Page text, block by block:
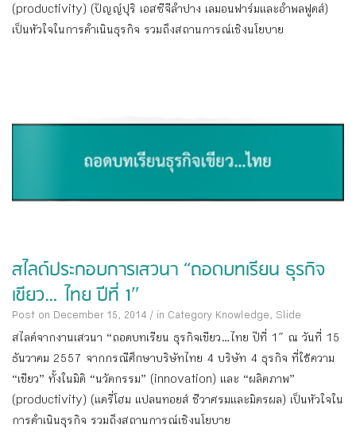
(productivity) (ปัญญ์ปุริ เอสซีจีลำปาง เลมอนฟาร์มและอำพลฟูดส์)
เป็นหัวใจในการดำเนินธุรกิจ รวมถึงสถานการณ์เชิงนโยบาย
สไลด์ประกอบการเสวนา “ถอดบทเรียน ธุรกิจ
เขียว…ไทย ปีที่ 1″
Post on December 15, 2014 / in Category Knowledge, Slide
สไลด์จากงานเสวนา “ถอดบทเรียน ธุรกิจเขียว…ไทย ปีที่ 1″ ณ วันที่ 15
ธันวาคม 2557 จากกรณีศึกษาบริษัทไทย 4 บริษัท 4 ธุรกิจ ที่ใช้ความ
“เขียว” ทั้งในมิติ “นวัตกรรม” (innovation) และ “ผลิตภาพ”
(productivity) (แดรี่โฮม แปลนทอยส์ ชีวาศรมและมิตรผล) เป็นหัวใจใน
การดำเนินธุรกิจ รวมถึงสถานการณ์เชิงนโยบาย